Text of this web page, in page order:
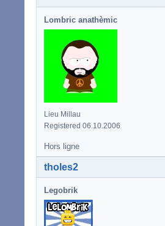
Lombric anathèmic
Lieu Millau
Registered 06.10.2006
Hors ligne
tholes2
Legobrik